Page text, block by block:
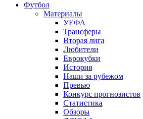
Футбол
Материалы
УЕФА
Трансферы
Вторая лига
Любители
Еврокубки
История
Наши за рубежом
Превью
Конкурс прогнозистов
Статистика
Обзоры